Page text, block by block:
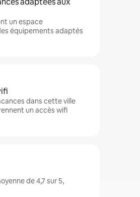
un espace
équipements adaptés
dans cette ville
un accès wifi
de 4,7 sur 5,